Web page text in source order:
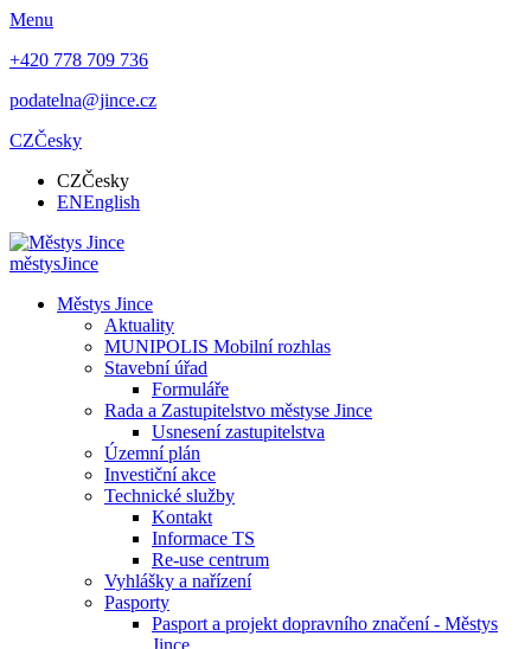
Menu
+420 778 709 736
podatelna@jince.cz
CZČesky
CZČesky
ENEnglish
městysJince
Městys Jince
Aktuality
MUNIPOLIS Mobilní rozhlas
Stavební úřad
Formuláře
Rada a Zastupitelstvo městyse Jince
Usnesení zastupitelstva
Územní plán
Investiční akce
Technické služby
Kontakt
Informace TS
Re-use centrum
Vyhlášky a nařízení
Pasporty
Pasport a projekt dopravního značení - Městys
Jince